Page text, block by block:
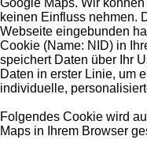
keinen Einfluss nehmen.
Webseite eingebunden
Cookie (Name: NID) in
speichert Daten über Ihr
Daten in erster Linie, um
individuelle,
Folgendes Cookie wird
Maps in Ihrem Browser